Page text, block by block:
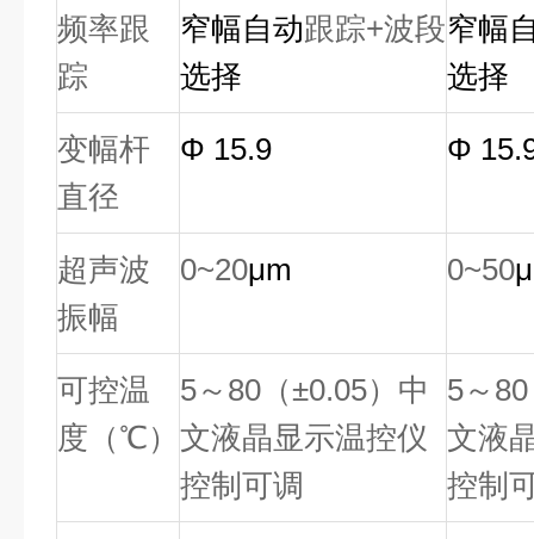
频率跟
踪
窄幅自动跟踪+波段
选择
窄幅
选择
变幅杆
直径
Φ 15.9 Φ
超声波
振幅
0~20μm 0~50
可控温
度（℃）
5～80（±0.05） 中
文液晶显示温控仪
控制可调
5～
文液
控制